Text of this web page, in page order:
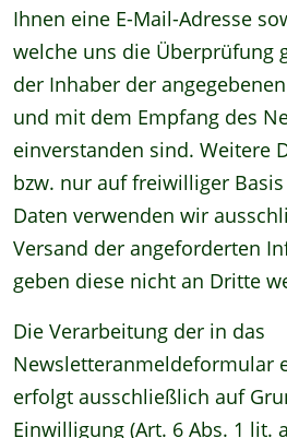
Ihnen eine E-Mail-Adresse
welche uns die Überprüfung
der Inhaber der
und mit dem Empfang des
einverstanden sind. Weitere
bzw. nur auf freiwilliger
Daten verwenden wir
Versand der angeforderten
geben diese nicht an Dritte
Die Verarbeitung der in das
Newsletteranmeldeformular
erfolgt ausschließlich auf
Einwilligung (Art. 6 Abs. 1 lit.